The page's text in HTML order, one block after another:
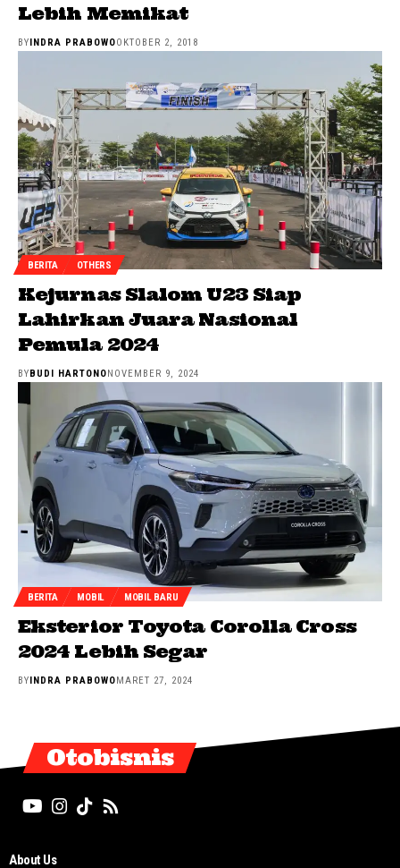
Lebih Memikat
BYINDRA PRABOWOOKTOBER 2, 2018
BERITA OTHERS
Kejurnas Slalom U23 Siap
Lahirkan Juara Nasional
Pemula 2024
BY BUDI HARTONO NOVEMBER 9, 2024
BERITA MOBIL MOBIL BARU
Eksterior Toyota Corolla Cross
2024 Lebih Segar
BY INDRA PRABOWO MARET 27, 2024
Otobisnis
About Us